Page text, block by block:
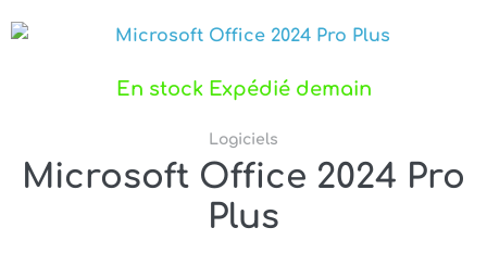
En stock Expédié demain
Logiciels
Microsoft Office 2024 Pro
Plus